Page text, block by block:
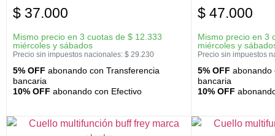
$ 37.000
Mismo precio en 3 cuotas de $ 12.333
miércoles y sábados
Precio sin impuestos nacionales: $ 29.230
5% OFF abonando con Transferencia
bancaria
10% OFF abonando con Efectivo
$ 47.000
Mismo precio en 3
miércoles y
Precio sin impuestos
5% OFF abonando
bancaria
10% OFF